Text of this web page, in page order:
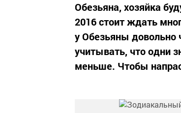
Обезьяна, хозяйка
2016 стоит ждать
у Обезьяны довольно
учитывать, что одни
меньше. Чтобы